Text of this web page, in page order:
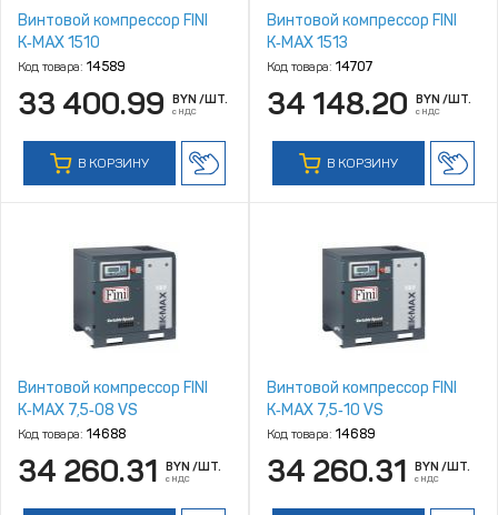
Винтовой компрессор FINI
K‑MAX 1510
Код товара: 14589
33 400.99 BYN /ШТ.
с НДС
В КОРЗИНУ
Винтовой компрессор FINI
K‑MAX 1513
Код товара: 14707
34 148.20 BYN /ШТ.
с НДС
В КОРЗИНУ
Винтовой компрессор FINI
K‑MAX 7,5‑08 VS
Код товара: 14688
34 260.31 BYN /ШТ.
с НДС
Винтовой компрессор FINI
K‑MAX 7,5‑10 VS
Код товара: 14689
34 260.31 BYN /ШТ.
с НДС